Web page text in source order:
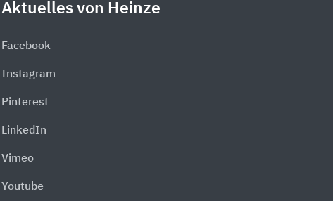
Aktuelles von Heinze
Facebook
Instagram
Pinterest
LinkedIn
Vimeo
Youtube